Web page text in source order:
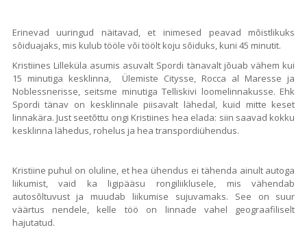
Erinevad uuringud näitavad, et inimesed peavad mõistlikuks
sõiduajaks, mis kulub tööle või töölt koju sõiduks, kuni 45 minutit.
Kristiines Lilleküla asumis asuvalt Spordi tänavalt jõuab vähem kui
15 minutiga kesklinna, Ülemiste Citysse, Rocca al Maresse ja
Noblessnerisse, seitsme minutiga Telliskivi loomelinnakusse. Ehk
Spordi tänav on kesklinnale piisavalt lähedal, kuid mitte keset
linnakära. Just seetõttu ongi Kristiines hea elada: siin saavad kokku
kesklinna lähedus, rohelus ja hea transpordiühendus.
Kristiine puhul on oluline, et hea ühendus ei tähenda ainult autoga
liikumist, vaid ka ligipääsu rongiliiklusele, mis vähendab
autosõltuvust ja muudab liikumise sujuvamaks. See on suur
väärtus nendele, kelle töö on linnade vahel geograafiliselt
hajutatud.